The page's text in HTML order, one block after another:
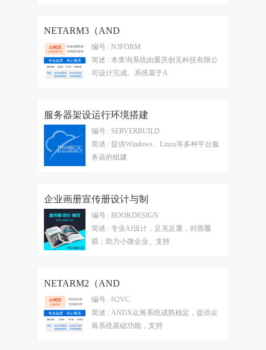
NETARM3（AND
编号 : N3FORM
简述 : 本查询系统由重庆创见科技有限公
司设计完成。系统基于A
服务器架设运行环境搭建
编号 : SERVERBUILD
简述 : 提供Windows、Linux等多种平台服
务器的组建
企业画册宣传册设计与制
编号 : BOOKDESIGN
简述 : 专业AI设计，足克足重，封面覆
膜；助力小微企业、支持
NETARM2（AND
编号 : N2VC
简述 : ANDX众筹系统成熟稳定，提供众
筹系统基础功能，支持